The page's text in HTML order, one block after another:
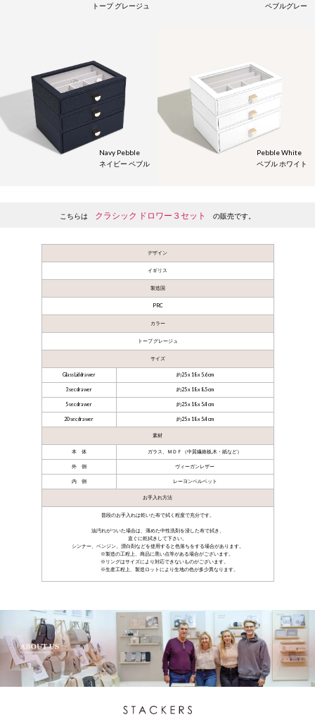
トープ グレージュ
ペブルグレー
Navy Pebble
ネイビー ペブル
Pebble White
ペブル ホワイト
こちらは クラシック ドロワー３セット の販売です。
デザイン
イギリス
製造国
PRC
カラー
トープ グレージュ
サイズ
Glass Lid drawer 約25 x 18 x 5.6 cm
3 sec drawer 約25 x 18 x 8.5 cm
5 sec drawer 約25 x 18 x 5.4 cm
20 sec drawer 約25 x 18 x 5.4 cm
素材
本 体 ガラス、ＭＤＦ（中質繊維板,木・紙など）
外 側 ヴィーガンレザー
内 側 レーヨンベルベット
お手入れ方法
普段のお手入れは乾いた布で拭く程度で充分です。
油汚れがついた場合は、薄めた中性洗剤を浸した布で拭き、
直ぐに乾拭きして下さい。
シンナー、ベンジン、漂白剤などを使用すると色落ちをする場合があります。
製造の工程上、商品に黒い点等がある場合がございます。
リングはサイズにより対応できないものがございます。
生産工程上、製造ロットにより生地の色が多少異なります。